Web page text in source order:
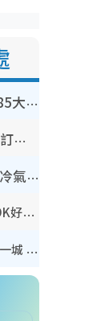
【8月生日優惠2026】全港85大食買玩著數攻略 自助餐/火鍋放題同行免費＋誠品/DONKI送現金券
人夫集團｜Klook套票/優先訂票/公開發售搶飛攻略！附票價.購票連結.場地座位表
香港室內好去處｜逾35大歎冷氣室內好去處推介 室內活動免費避雨無懼落雨
唱K推介2026︱全港13大卡啦OK好去處！最平$36起 日文K都有！(附地址+收費詳情)
小熊維尼100週年快閃店登陸又一城 重現百畝森林經典場景／獨家限定盲盒登場／專屬DIY香水